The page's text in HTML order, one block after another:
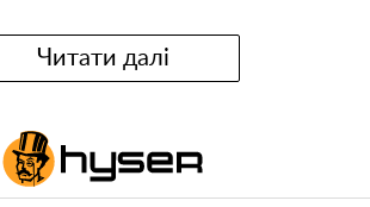
Читати далі